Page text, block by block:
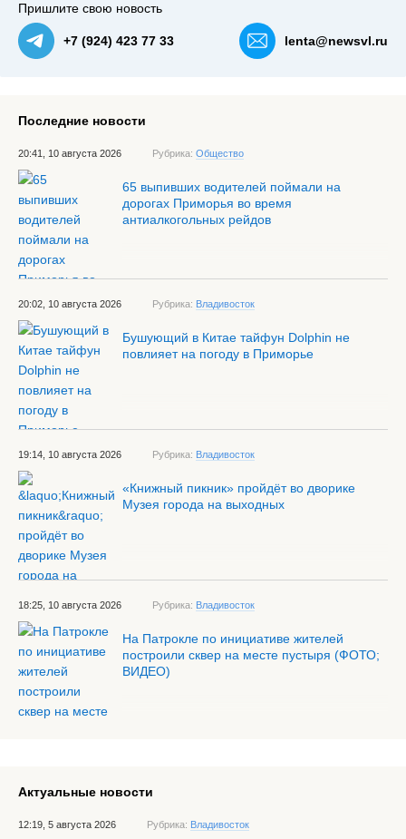
Пришлите свою новость
+7 (924) 423 77 33 lenta@newsvl.ru
Последние новости
20:41, 10 августа 2026 Рубрика: Общество
65 выпивших водителей поймали на
дорогах Приморья во время
антиалкогольных рейдов
20:02, 10 августа 2026 Рубрика: Владивосток
Бушующий в Китае тайфун Dolphin не
повлияет на погоду в Приморье
19:14, 10 августа 2026 Рубрика: Владивосток
«Книжный пикник» пройдёт во дворике
Музея города на выходных
18:25, 10 августа 2026 Рубрика: Владивосток
На Патрокле по инициативе жителей
построили сквер на месте пустыря (ФОТО;
ВИДЕО)
Актуальные новости
12:19, 5 августа 2026 Рубрика: Владивосток